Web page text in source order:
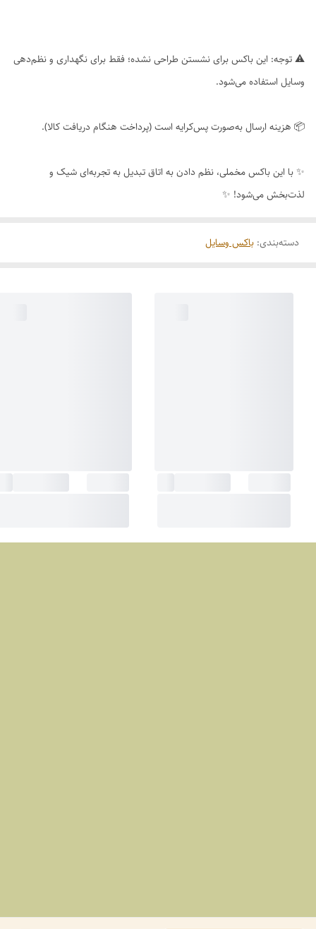
⚠️ توجه: این باکس برای نشستن طراحی نشده؛ فقط برای نگهداری و نظم‌دهی
وسایل استفاده می‌شود.
📦 هزینه ارسال به‌صورت پس‌کرایه است (پرداخت هنگام دریافت کالا).
✨ با این باکس مخملی، نظم دادن به اتاق تبدیل به تجربه‌ای شیک و
لذت‌بخش می‌شود! ✨
دسته‌بندی: باکس وسایل